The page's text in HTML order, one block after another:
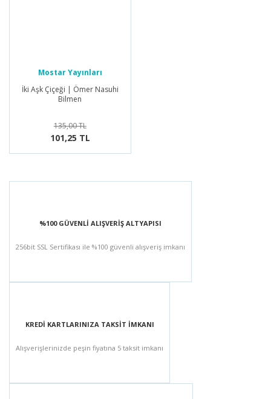
Mostar Yayınları
İki Aşk Çiçeği | Ömer Nasuhi
Bilmen
135,00 TL
101,25 TL
%100 GÜVENLİ ALIŞVERİŞ ALTYAPISI
256bit SSL Sertifikası ile %100 güvenli alışveriş imkanı
KREDİ KARTLARINIZA TAKSİT İMKANI
Alışverişlerinizde peşin fiyatına 5 taksit imkanı